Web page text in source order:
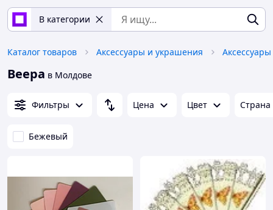
В категории
Каталог товаров Аксессуары и украшения Аксессуары
Веера в Молдове
Фильтры Цена Цвет Страна
Бежевый